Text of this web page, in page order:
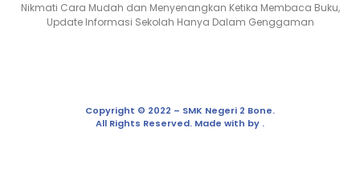
Nikmati Cara Mudah dan Menyenangkan Ketika Membaca Buku,
Update Informasi Sekolah Hanya Dalam Genggaman
Copyright © 2022 – SMK Negeri 2 Bone.
All Rights Reserved. Made with by .